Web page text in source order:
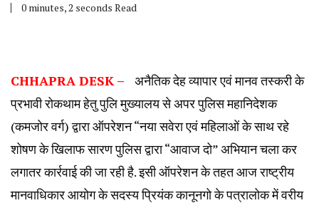
0 minutes, 2 seconds Read
CHHAPRA DESK – अनैतिक देह व्यापार एवं मानव तस्करी के
प्रभावी रोकथाम हेतु पुलि मुख्यालय से अपर पुलिस महानिदेशक
(कमजोर वर्ग) द्वारा ऑपरेशन “नया सवेरा एवं महिलाओं के साथ रहे
शोषण के खिलाफ सारण पुलिस द्वारा “आवाज दो” अभियान चला कर
लगातर कार्रवाई की जा रही है. इसी ऑपरेशन के तहत आज राष्ट्रीय
मानवाधिकार आयोग के सदस्य प्रियंक कानूनगो के पत्रालोक में वरीय